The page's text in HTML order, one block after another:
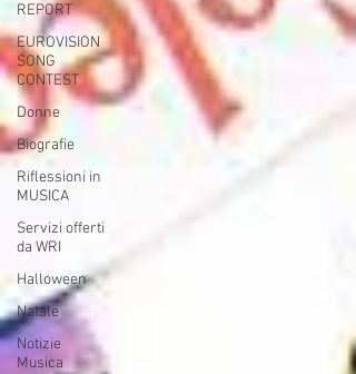
REPORT
EUROVISION
SONG
CONTEST
Donne
Biografie
Riflessioni in
MUSICA
Servizi offerti
da WRI
Halloween
Natale
Notizie
Musica